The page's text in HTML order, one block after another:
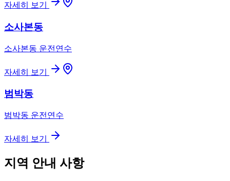
자세히 보기
소사본동
소사본동 운전연수
자세히 보기
범박동
범박동 운전연수
자세히 보기
지역 안내 사항